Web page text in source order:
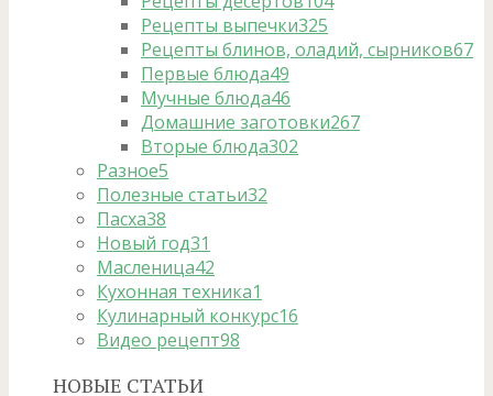
Рецепты выпечки325
Рецепты блинов, оладий, сырников67
Первые блюда49
Мучные блюда46
Домашние заготовки267
Вторые блюда302
Разное5
Полезные статьи32
Пасха38
Новый год31
Масленица42
Кухонная техника1
Кулинарный конкурс16
Видео рецепт98
НОВЫЕ СТАТЬИ